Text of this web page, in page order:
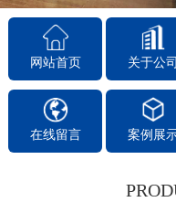
网站首页 关于公司
在线留言 案例展